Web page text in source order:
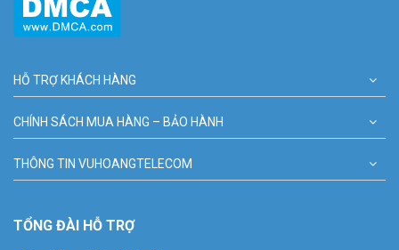
HỖ TRỢ KHÁCH HÀNG
CHÍNH SÁCH MUA HÀNG – BẢO HÀNH
THÔNG TIN VUHOANGTELECOM
TỔNG ĐÀI HỖ TRỢ